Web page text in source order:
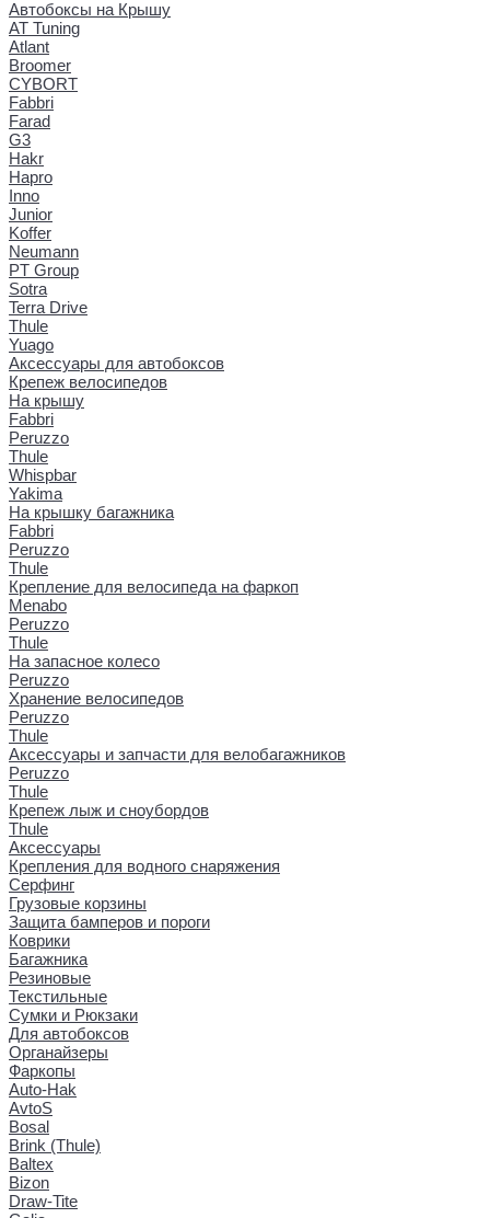
Автобоксы на Крышу
AT Tuning
Atlant
Broomer
CYBORT
Fabbri
Farad
G3
Hakr
Hapro
Inno
Junior
Koffer
Neumann
PT Group
Sotra
Terra Drive
Thule
Yuago
Аксессуары для автобоксов
Крепеж велосипедов
На крышу
Fabbri
Peruzzo
Thule
Whispbar
Yakima
На крышку багажника
Fabbri
Peruzzo
Thule
Крепление для велосипеда на фаркоп
Menabo
Peruzzo
Thule
На запасное колесо
Peruzzo
Хранение велосипедов
Peruzzo
Thule
Аксессуары и запчасти для велобагажников
Peruzzo
Thule
Крепеж лыж и сноубордов
Thule
Аксессуары
Крепления для водного снаряжения
Серфинг
Грузовые корзины
Защита бамперов и пороги
Коврики
Багажника
Резиновые
Текстильные
Сумки и Рюкзаки
Для автобоксов
Органайзеры
Фаркопы
Auto-Hak
AvtoS
Bosal
Brink (Thule)
Baltex
Bizon
Draw-Tite